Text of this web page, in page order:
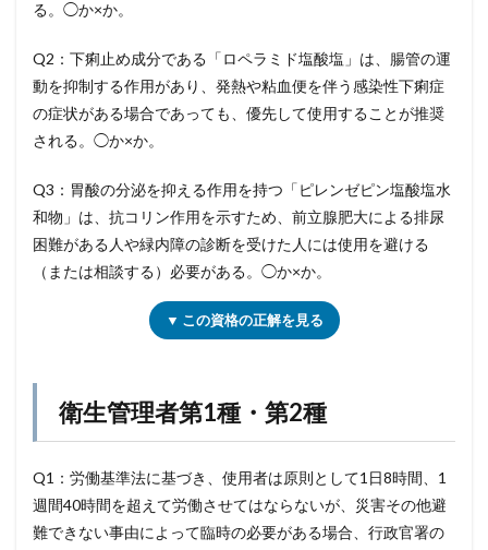
る。◯か×か。
Q2：下痢止め成分である「ロペラミド塩酸塩」は、腸管の運
動を抑制する作用があり、発熱や粘血便を伴う感染性下痢症
の症状がある場合であっても、優先して使用することが推奨
される。◯か×か。
Q3：胃酸の分泌を抑える作用を持つ「ピレンゼピン塩酸塩水
和物」は、抗コリン作用を示すため、前立腺肥大による排尿
困難がある人や緑内障の診断を受けた人には使用を避ける
（または相談する）必要がある。◯か×か。
▼ この資格の正解を見る
衛生管理者第1種・第2種
Q1：労働基準法に基づき、使用者は原則として1日8時間、1
週間40時間を超えて労働させてはならないが、災害その他避
難できない事由によって臨時の必要がある場合、行政官署の